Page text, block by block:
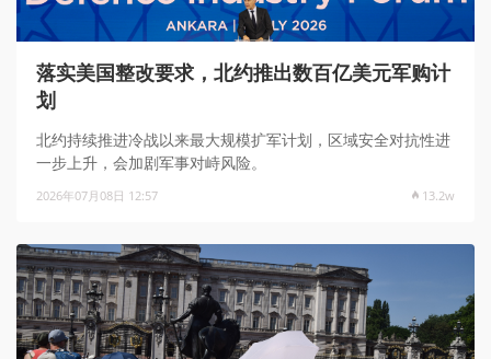
落实美国整改要求，北约推出数百亿美元军购计
划
北约持续推进冷战以来最大规模扩军计划，区域安全对抗性进
一步上升，会加剧军事对峙风险。
2026年07月08日 12:57 13.2w